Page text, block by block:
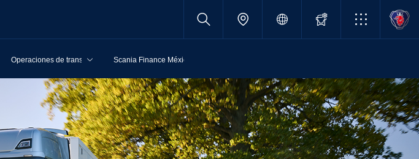
Operaciones de transporte Scania Finance México